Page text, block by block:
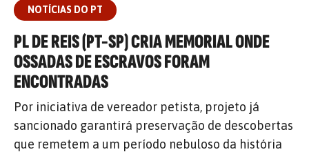
NOTÍCIAS DO PT
PL DE REIS (PT-SP) CRIA MEMORIAL ONDE
OSSADAS DE ESCRAVOS FORAM
ENCONTRADAS
Por iniciativa de vereador petista, projeto já
sancionado garantirá preservação de descobertas
que remetem a um período nebuloso da história